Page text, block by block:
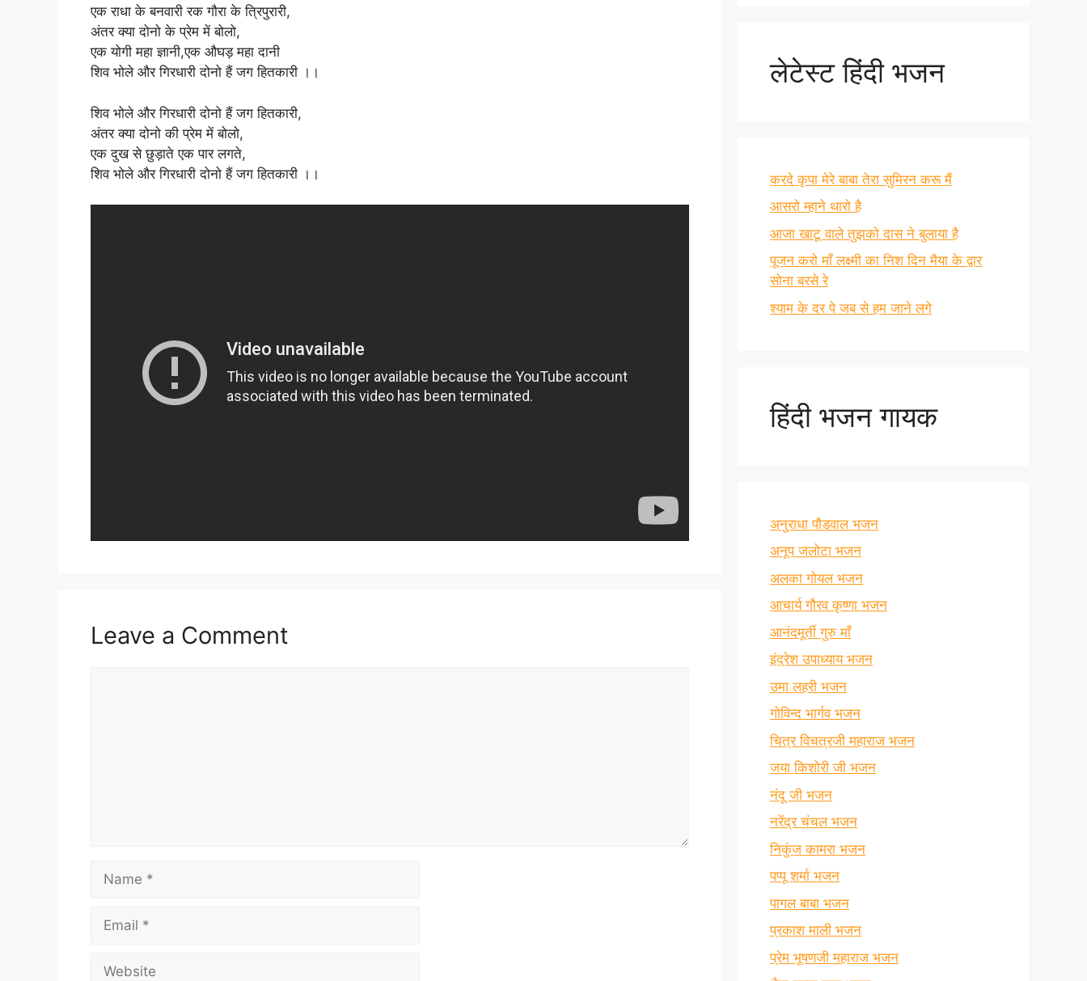
एक राधा के बनवारी रक गौरा के त्रिपुरारी,
अंतर क्या दोनो के प्रेम में बोलो,
एक योगी महा ज्ञानी,एक औघड़ महा दानी
शिव भोले और गिरधारी दोनो हैं जग हितकारी ।।
शिव भोले और गिरधारी दोनो हैं जग हितकारी,
अंतर क्या दोनो की प्रेम में बोलो,
एक दुख से छुड़ाते एक पार लगते,
शिव भोले और गिरधारी दोनो हैं जग हितकारी ।।
Leave a Comment
Name
Email
Website
लेटेस्ट हिंदी भजन
करदे कृपा मेरे बाबा तेरा सुमिरन करू मैं
आसरो म्हाने थारो है
आजा खाटू वाले तुझको दास ने बुलाया है
पूजन करो माँ लक्ष्मी का निश दिन मैया के द्वार
सोना बरसे रे
श्याम के दर पे जब से हम जाने लगे
हिंदी भजन गायक
अनुराधा पौडवाल भजन
अनूप जलोटा भजन
अलका गोयल भजन
आचार्य गौरव कृष्णा भजन
आनंदमूर्ती गुरु माँ
इंद्रेश उपाध्याय भजन
उमा लहरी भजन
गोविन्द भार्गव भजन
चित्र विचत्रजी महाराज भजन
जया किशोरी जी भजन
नंदू जी भजन
नरेंद्र चंचल भजन
निकुंज कामरा भजन
पप्पू शर्मा भजन
पागल बाबा भजन
प्रकाश माली भजन
प्रेम भूषणजी महाराज भजन